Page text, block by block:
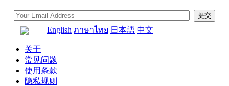
English ภาษาไทย 日本語 中文
关于
常见问题
使用条款
隐私规则